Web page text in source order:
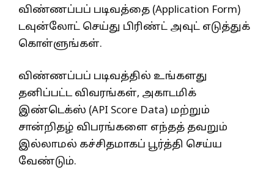
விண்ணப்பப் படிவத்தை (Application Form)
டவுன்லோட் செய்து பிரிண்ட் அவுட் எடுத்துக்
கொள்ளுங்கள்.
விண்ணப்பப் படிவத்தில் உங்களது
தனிப்பட்ட விவரங்கள், அகாடமிக்
இண்டெக்ஸ் (API Score Data) மற்றும்
சான்றிதழ் விபரங்களை எந்தத் தவறும்
இல்லாமல் கச்சிதமாகப் பூர்த்தி செய்ய
வேண்டும்.